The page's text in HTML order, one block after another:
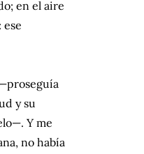
en el aire
ese
y su
Y me
no había